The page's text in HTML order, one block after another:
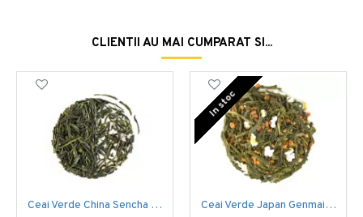
CLIENTII AU MAI CUMPARAT SI...
Ceai Verde China Sencha Organic
In stoc
Ceai Verde Japan Genmaicha Yukihime